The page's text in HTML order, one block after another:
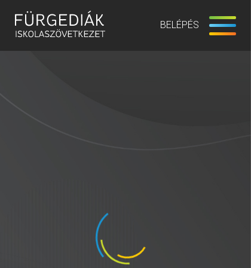
BELÉPÉS